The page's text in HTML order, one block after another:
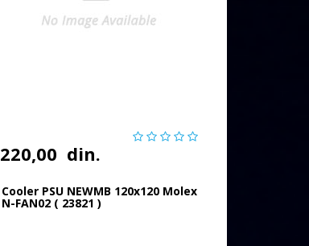
220,00 din.
Cooler PSU NEWMB 120x120 Molex
N-FAN02 ( 23821 )